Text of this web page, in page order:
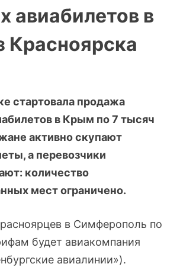
авиабилетов в
Красноярска
стартовала продажа
в Крым по 7 тысяч
активно скупают
а перевозчики
количество
мест ограничено.
в Симферополь по
будет авиакомпания
авиалинии»).